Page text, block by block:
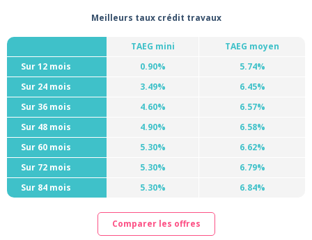
Meilleurs taux crédit travaux
TAEG mini
TAEG moyen
Sur 12 mois
0.90%
5.74%
Sur 24 mois
3.49%
6.45%
Sur 36 mois
4.60%
6.57%
Sur 48 mois
4.90%
6.58%
Sur 60 mois
5.30%
6.62%
Sur 72 mois
5.30%
6.79%
Sur 84 mois
5.30% 6.84%
Comparer les offres